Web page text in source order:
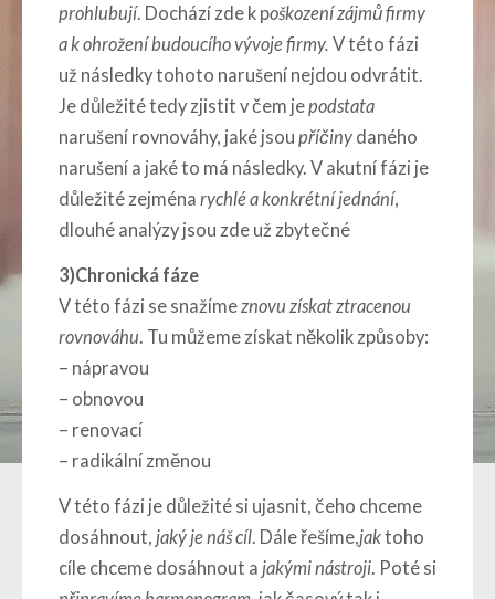
prohlubují. Dochází zde k poškození zájmů firmy
a k ohrožení budoucího vývoje firmy. V této fázi
už následky tohoto narušení nejdou odvrátit.
Je důležité tedy zjistit v čem jepodstata
narušení rovnováhy, jaké jsou příčiny daného
narušení a jaké to má následky. V akutní fázi je
důležité zejména rychlé a konkrétní jednání,
dlouhé analýzy jsou zde už zbytečné
3)Chronická fáze
V této fázi se snažímeznovu získat ztracenou
rovnováhu. Tu můžeme získat několik způsoby:
– nápravou
– obnovou
– renovací
– radikální změnou
V této fázi je důležité si ujasnit, čeho chceme
dosáhnout, jaký je náš cíl. Dále řešíme,jaktoho
cíle chceme dosáhnout a jakými nástroji. Poté si